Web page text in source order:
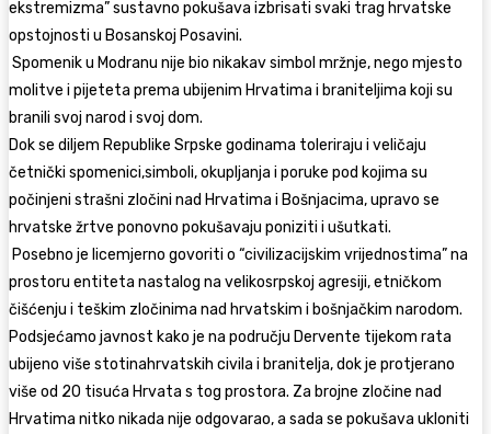
ekstremizma” sustavno pokušava izbrisati svaki trag hrvatske
opstojnosti u Bosanskoj Posavini.
Spomenik u Modranu nije bio nikakav simbol mržnje, nego mjesto
molitve i pijeteta prema ubijenim Hrvatima i braniteljima koji su
branili svoj narod i svoj dom.
Dok se diljem Republike Srpske godinama toleriraju i veličaju
četnički spomenici,simboli, okupljanja i poruke pod kojima su
počinjeni strašni zločini nad Hrvatima i Bošnjacima, upravo se
hrvatske žrtve ponovno pokušavaju poniziti i ušutkati.
Posebno je licemjerno govoriti o “civilizacijskim vrijednostima” na
prostoru entiteta nastalog na velikosrpskoj agresiji, etničkom
čišćenju i teškim zločinima nad hrvatskim i bošnjačkim narodom.
Podsjećamo javnost kako je na području Dervente tijekom rata
ubijeno više stotinahrvatskih civila i branitelja, dok je protjerano
više od 20 tisuća Hrvata s tog prostora. Za brojne zločine nad
Hrvatima nitko nikada nije odgovarao, a sada se pokušava ukloniti